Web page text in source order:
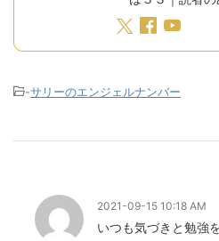
-サリーのエンジェルナンバー
2021-09-15 10:18 AM
いつも気づきと勉強